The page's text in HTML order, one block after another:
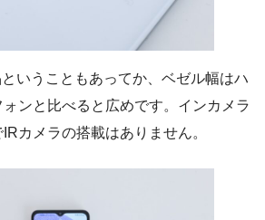
いうこともあってか、ベゼル幅はハ
ンと比べると広めです。インカメラ
カメラの搭載はありません。